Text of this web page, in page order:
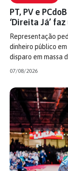
PT, PV e
‘Direita Já’
Representação
dinheiro público
disparo em massa
07/08/2026